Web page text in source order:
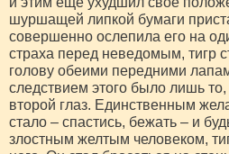
шуршащей липкой бумаги
совершенно ослепила его на
страха перед неведомым, тигр
голову обеими передними
следствием этого было лишь то,
второй глаз. Единственным
стало – спастись, бежать – и
злостным желтым человеком,